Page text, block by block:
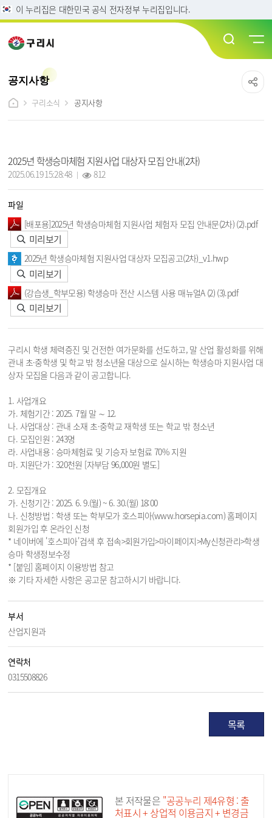
이 누리집은 대한민국 공식 전자정부 누리집입니다.
공지사항
구리소식
공지사항
2025년 학생승마체험 지원사업 대상자 모집 안내(2차)
2025.06.19 15:28:48 812
파일
[배포용]2025년 학생승마체험 지원사업 체험자 모집 안내문(2차) (2).pdf
미리보기
2025년 학생승마체험 지원사업 대상자 모집공고(2차)_v1.hwp
미리보기
(강습생_학부모용) 학생승마 전산 시스템 사용 매뉴얼A (2) (3).pdf
미리보기
구리시 학생 체력증진 및 건전한 여가문화를 선도하고, 말 산업 활성화를 위해
관내 초·중학생 및 학교 밖 청소년을 대상으로 실시하는 학생승마 지원사업 대
상자 모집을 다음과 같이 공고합니다.
1. 사업개요
가. 체험기간 : 2025. 7월 말 ∼ 12.
나. 사업대상 : 관내 소재 초·중학교 재학생 또는 학교 밖 청소년
다. 모집인원 : 243명
라. 사업내용 : 승마체험료 및 기승자 보험료 70% 지원
마. 지원단가 : 320천원 [자부담 96,000원 별도]
2. 모집개요
가. 신청기간 : 2025. 6. 9.(월) ~ 6. 30.(월) 18:00
나. 신청방법 : 학생 또는 학부모가 호스피아(www.horsepia.com) 홈페이지
회원가입 후 온라인 신청
* 네이버에 '호스피아'검색 후 접속>회원가입>마이페이지>My신청관리>학생
승마 학생정보수정
* [붙임] 홈페이지 이용방법 참고
※ 기타 자세한 사항은 공고문 참고하시기 바랍니다.
부서
산업지원과
연락처
0315508826
목록
본 저작물은 "공공누리 제4유형 : 출
처표시 + 상업적 이용금지 + 변경금